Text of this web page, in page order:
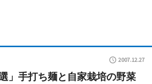
2007.12.27
」手打ち麺と自家栽培の野菜